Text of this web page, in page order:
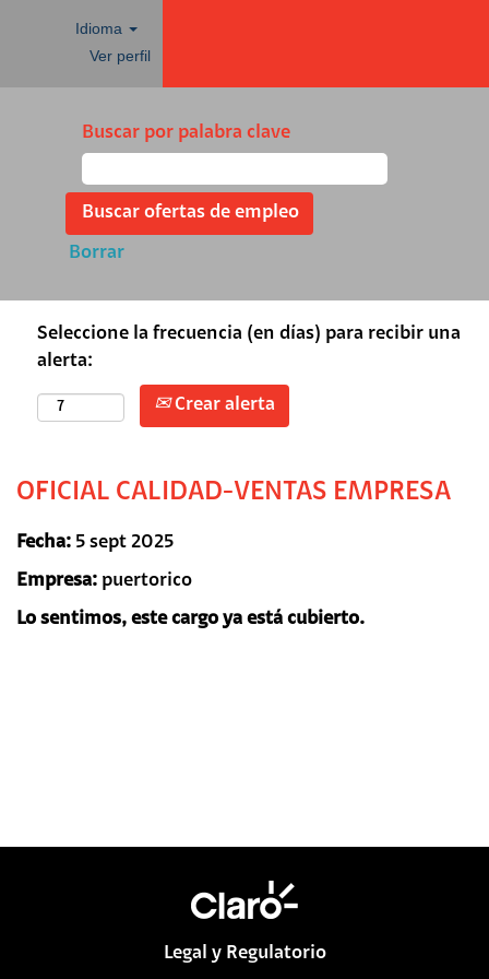
Idioma
Ver perfil
Buscar por palabra clave
Borrar
Seleccione la frecuencia (en días) para recibir una
alerta:
Crear alerta
OFICIAL CALIDAD-VENTAS EMPRESA
Fecha: 5 sept 2025
Empresa: puertorico
Lo sentimos, este cargo ya está cubierto.
Legal y Regulatorio